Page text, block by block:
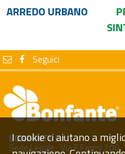
I cookie ci aiutano a
ARREDO URBANO
Seguici
BONFANTE s.r.l.
Sede Legale : Via E.Fermi 200